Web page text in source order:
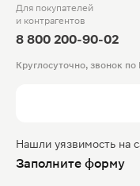
Для покупателей
и контрагентов
8 800 200-90-02
Круглосуточно, звонок
Нашли уязвимость на
Заполните форму